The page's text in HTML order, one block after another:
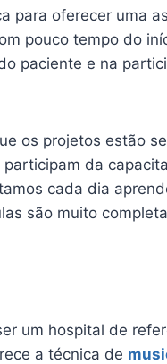
para oferecer uma
pouco tempo do
paciente e na
os projetos estão
da
cada dia
são muito
um hospital de
a técnica de